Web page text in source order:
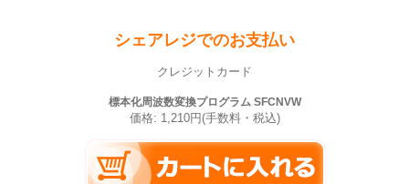
シェアレジでのお支払い
クレジットカード
標本化周波数変換プログラム SFCNVW
価格: 1,210円(手数料・税込)